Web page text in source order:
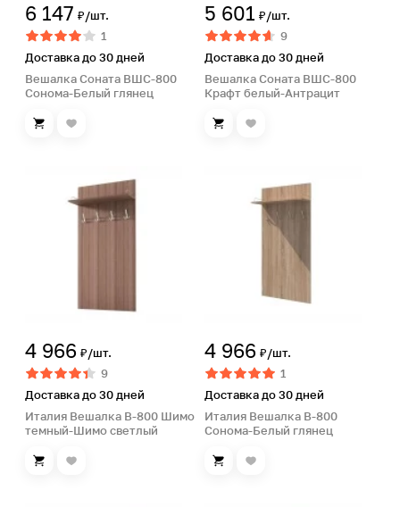
6 147 ₽/шт.
1
Доставка до 30 дней
Вешалка Соната ВШС-800
Сонома-Белый глянец
5 601 ₽/шт.
9
Доставка до 30 дней
Вешалка Соната ВШС-800
Крафт белый-Антрацит
4 966 ₽/шт.
9
Доставка до 30 дней
Италия Вешалка В-800 Шимо
темный-Шимо светлый
4 966 ₽/шт.
1
Доставка до 30 дней
Италия Вешалка В-800
Сонома-Белый глянец